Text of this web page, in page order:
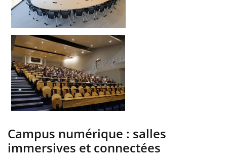
Campus numérique : salles
immersives et connectées